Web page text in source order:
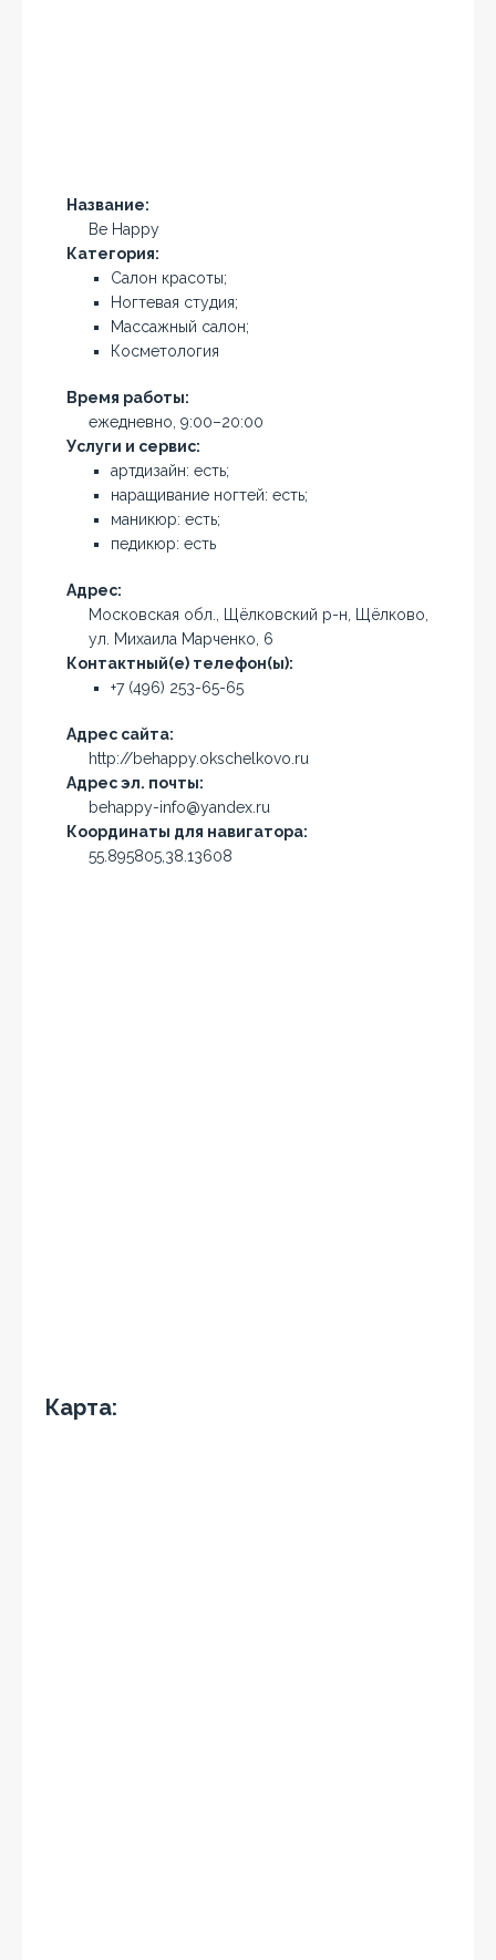
Название:
Be Happy
Категория:
Салон красоты;
Ногтевая студия;
Массажный салон;
Косметология
Время работы:
ежедневно, 9:00–20:00
Услуги и сервис:
артдизайн: есть;
наращивание ногтей: есть;
маникюр: есть;
педикюр: есть
Адрес:
Московская обл., Щёлковский р-н, Щёлково,
ул. Михаила Марченко, 6
Контактный(е) телефон(ы):
+7 (496) 253-65-65
Адрес сайта:
http://behappy.okschelkovo.ru
Адрес эл. почты:
behappy-info@yandex.ru
Координаты для навигатора:
55.895805,38.13608
Карта: